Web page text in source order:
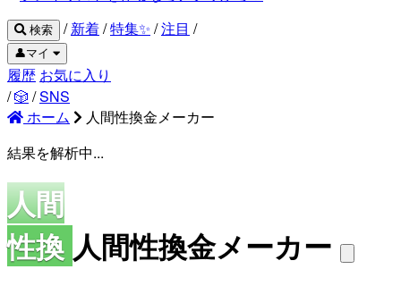
検索 / 新着/特集✨ /注目 /
👤マイ
履歴 お気に入り
/🎲 /SNS
ホーム
人間性換金メーカー
結果を解析中...
人間
性換 人間性換金メーカー